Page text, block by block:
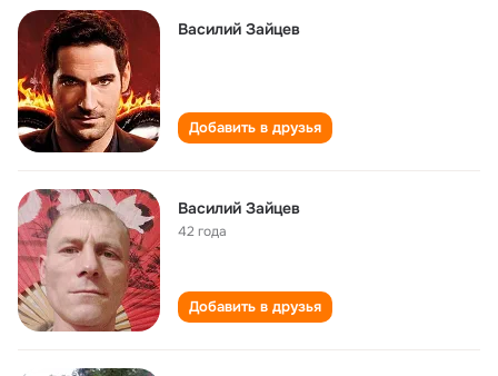
Василий Зайцев
Добавить в друзья
Василий Зайцев
42 года
Добавить в друзья